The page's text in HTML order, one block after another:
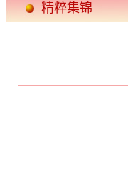
精粹集锦